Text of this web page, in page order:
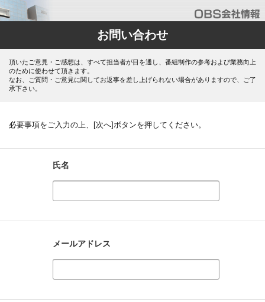
お問い合わせ
頂いたご意見・ご感想は、すべて担当者が目を通し、番組制作の参考および業務向上
のために使わせて頂きます。
なお、ご質問・ご意見に関してお返事を差し上げられない場合がありますので、ご了
承下さい。
必要事項をご入力の上、[次へ]ボタンを押してください。
氏名
メールアドレス